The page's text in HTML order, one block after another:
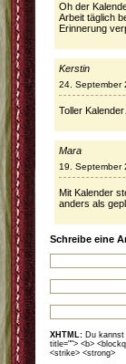
Oh der
Arbeit täglich
Erinnerung
Kerstin
24. September
Toller
Mara
19. September
Mit Kalender
anders als
Schreibe eine
XHTML: Du kannst
title=""> <b>
<strike> <strong>